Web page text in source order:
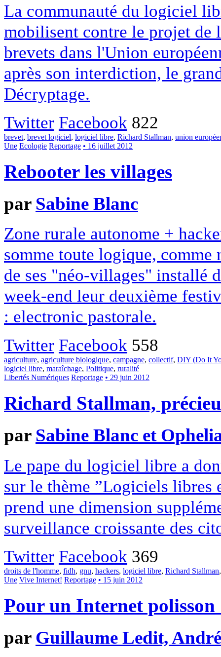
La communauté du logiciel
mobilisent contre le projet de
brevets dans l'Union
après son interdiction, le
Décryptage.
Twitter Facebook 822
brevet, brevet logiciel, logiciel libre, Richard Stallman, union
Une Ecologie Reportage • 16 juillet 2012
Rebooter les villages
par Sabine Blanc
Zone rurale autonome +
somme toute logique,
de ses "néo-villages" installé
week-end leur deuxième
: electronic pastorale.
Twitter Facebook 558
agriculture, agriculture biologique, campagne, collectif, DIY (Do It
logiciel libre, maraîchage, Politique, ruralité
Libertés Numériques Reportage • 29 juin 2012
Richard Stallman,
par Sabine Blanc et
Le pape du logiciel libre a
sur le thème ”Logiciels libres
prend une dimension
surveillance croissante des
Twitter Facebook 369
droits de l'homme, fidh, gnu, hackers, logiciel libre, Richard Stallman
Une Vive Internet! Reportage • 15 juin 2012
Pour un Internet polisson
par Guillaume Ledit,